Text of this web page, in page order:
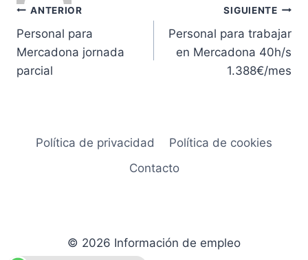
Navegación
de
entradas
ANTERIOR
Personal para
Mercadona jornada
parcial
SIGUIENTE
Personal para trabajar
en Mercadona 40h/s
1.388€/mes
Política de privacidad
Política de cookies
Contacto
© 2026 Información de empleo